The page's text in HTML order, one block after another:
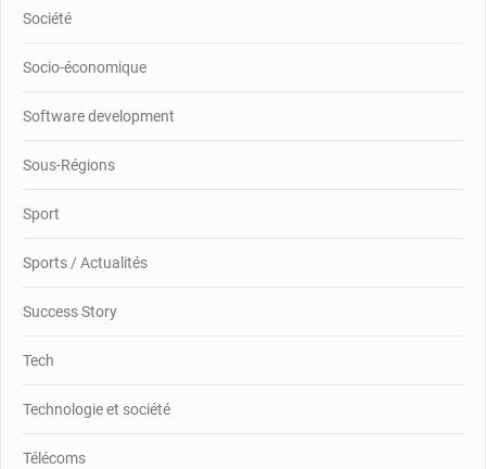
Société
Socio-économique
Software development
Sous-Régions
Sport
Sports / Actualités
Success Story
Tech
Technologie et société
Télécoms